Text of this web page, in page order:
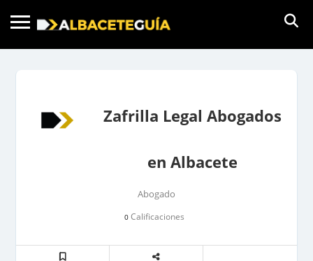
Zafrilla Legal Abogados
en Albacete
Abogado
0 Calificaciones